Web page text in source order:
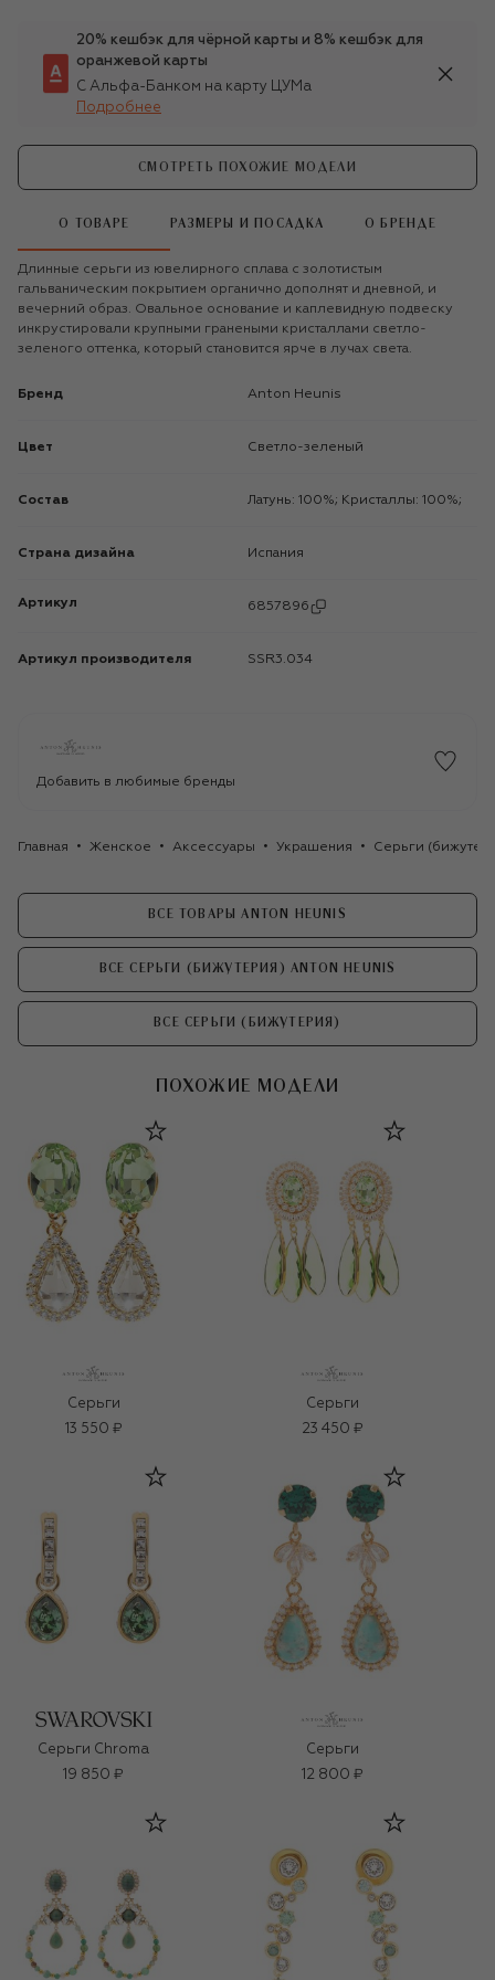
20% кешбэк для чёрной карты и 8% кешбэк для
оранжевой карты
С Альфа-Банком на карту ЦУМа
Подробнее
СМОТРЕТЬ ПОХОЖИЕ МОДЕЛИ
О ТОВАРЕ РАЗМЕРЫ И ПОСАДКА О БРЕНДЕ
Длинные серьги из ювелирного сплава с золотистым
гальваническим покрытием органично дополнят и дневной, и
вечерний образ. Овальное основание и каплевидную подвеску
инкрустировали крупными гранеными кристаллами светло-
зеленого оттенка, который становится ярче в лучах света.
Бренд Anton Heunis
Цвет Светло-зеленый
Состав Латунь: 100%; Кристаллы: 100%;
Страна дизайна Испания
Артикул 6857896
Артикул производителя SSR3.034
Добавить в любимые бренды
Главная Женское Аксессуары Украшения Серьги
ВСЕ ТОВАРЫ ANTON HEUNIS
ВСЕ СЕРЬГИ (БИЖУТЕРИЯ) ANTON HEUNIS
ВСЕ СЕРЬГИ (БИЖУТЕРИЯ)
ПОХОЖИЕ МОДЕЛИ
Серьги
13 550 ₽
Серьги
23 450 ₽
Серьги Chroma
19 850 ₽
Серьги
12 800 ₽